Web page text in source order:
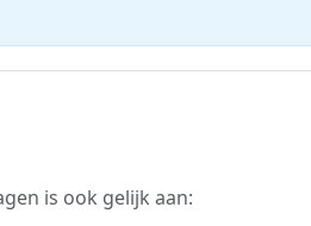
is ook gelijk aan: